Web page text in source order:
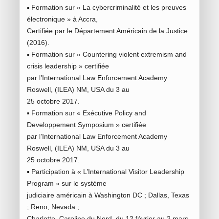
▪ Formation sur « La cybercriminalité et les preuves
électronique » à Accra,
Certifiée par le Département Américain de la Justice
(2016).
▪ Formation sur « Countering violent extremism and
crisis leadership » certifiée
par l’International Law Enforcement Academy
Roswell, (ILEA) NM, USA du 3 au
25 octobre 2017.
▪ Formation sur « Exécutive Policy and
Developpement Symposium » certifiée
par l’International Law Enforcement Academy
Roswell, (ILEA) NM, USA du 3 au
25 octobre 2017.
▪ Participation à « L’International Visitor Leadership
Program » sur le système
judiciaire américain à Washington DC ; Dallas, Texas
; Reno, Nevada ;